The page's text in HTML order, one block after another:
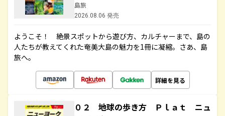
島旅
2026.08.06 発売
ようこそ！ 絶景スポットから遊び方、カルチャーまで、島の
人たちが教えてくれた奄美大島の魅力を1冊に凝縮。さあ、島
旅へ。
詳細を見る
０２ 地球の歩き方 Ｐｌａｔ ニュ